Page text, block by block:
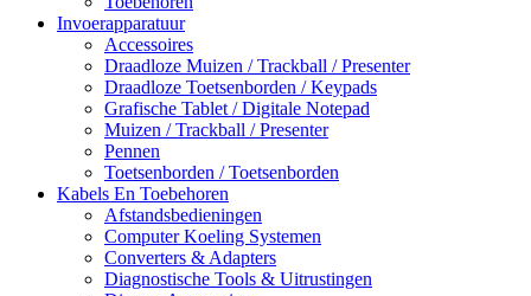
Invoerapparatuur
Accessoires
Draadloze Muizen / Trackball / Presenter
Draadloze Toetsenborden / Keypads
Grafische Tablet / Digitale Notepad
Muizen / Trackball / Presenter
Pennen
Toetsenborden / Toetsenborden
Kabels En Toebehoren
Afstandsbedieningen
Computer Koeling Systemen
Converters & Adapters
Diagnostische Tools & Uitrustingen